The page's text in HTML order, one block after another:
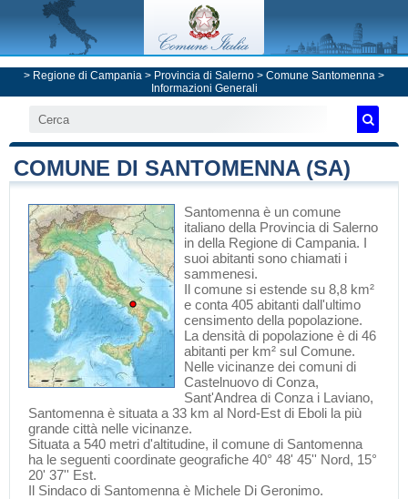
> Regione di Campania > Provincia di Salerno > Comune Santomenna >
Informazioni Generali
COMUNE DI SANTOMENNA (SA)
Santomenna è un comune
italiano della Provincia di Salerno
in della Regione di Campania. I
suoi abitanti sono chiamati i
sammenesi.
Il comune si estende su 8,8 km²
e conta 405 abitanti dall'ultimo
censimento della popolazione.
La densità di popolazione è di 46
abitanti per km² sul Comune.
Nelle vicinanze dei comuni di
Castelnuovo di Conza,
Sant'Andrea di Conza i Laviano,
Santomenna è situata a 33 km al Nord-Est di Eboli la più
grande città nelle vicinanze.
Situata a 540 metri d'altitudine, il comune di Santomenna
ha le seguenti coordinate geografiche 40° 48' 45'' Nord, 15°
20' 37'' Est.
Il Sindaco di Santomenna è Michele Di Geronimo.